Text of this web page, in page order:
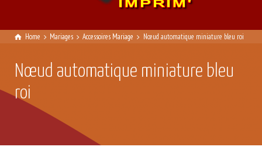
Home Mariages Accessoires Mariage Nœud automatique miniature bleu roi
Nœud automatique miniature bleu
roi